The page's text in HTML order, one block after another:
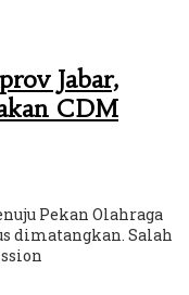
Jabar,
CDM
Pekan Olahraga
dimatangkan. Salah